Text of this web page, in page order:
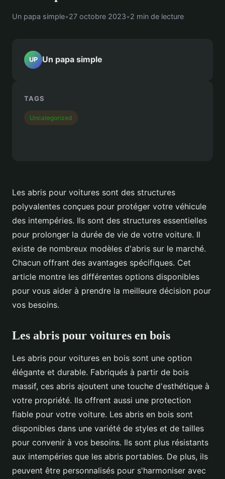
Un papa simple•27 octobre 2023•2 min de lecture
Les abris pour voitures sont des structures
polyvalentes conçues pour protéger votre véhicule
des intempéries. Ils sont des structures essentielles
pour prolonger la durée de vie de votre voiture. Il
existe de nombreux modèles d'abris sur le marché.
Chacun offrant des avantages spécifiques. Cet
article montre les différentes options disponibles
pour vous aider à prendre la meilleure décision pour
vos besoins.
Les abris pour voitures en bois
Les abris pour voitures en bois sont une option
élégante et durable. Fabriqués à partir de bois
massif, ces abris ajoutent une touche d'esthétique à
votre propriété. Ils offrent aussi une protection
fiable pour votre voiture. Les abris en bois sont
disponibles dans une variété de styles et de tailles
pour convenir à vos besoins. Ils sont plus résistants
aux intempéries que les abris portables. De plus, ils
peuvent être personnalisés pour s'harmoniser avec
UP Un papa simple
TAGS
Uncategorized